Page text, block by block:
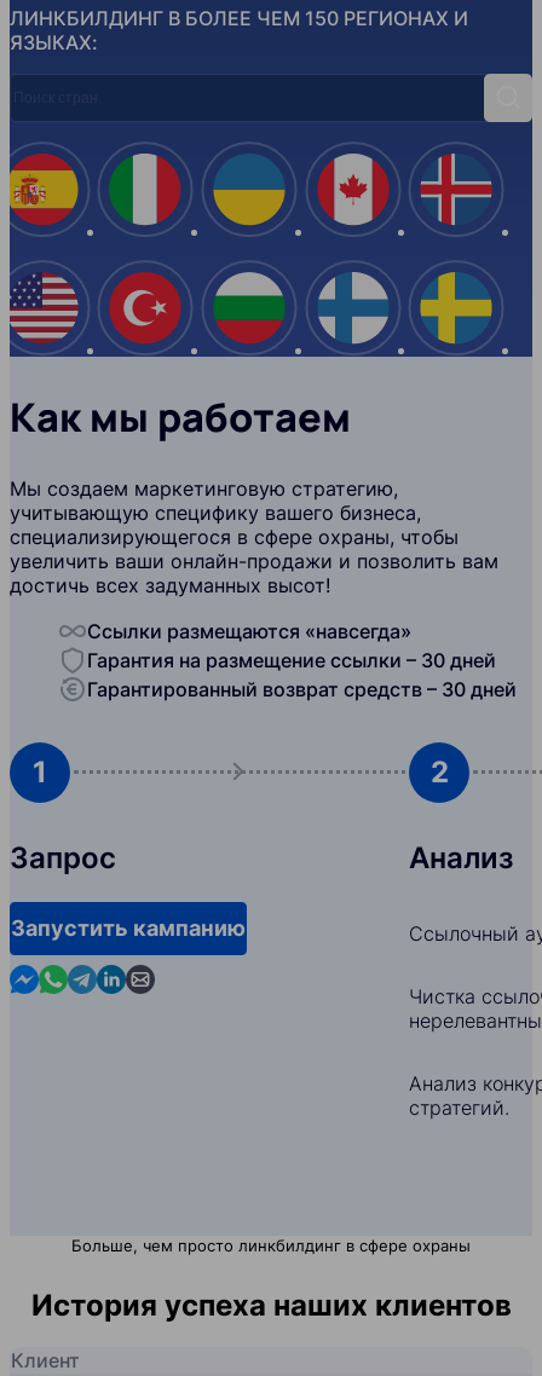
ЛИНКБИЛДИНГ В БОЛЕЕ ЧЕМ 150 РЕГИОНАХ И
ЯЗЫКАХ:
Испания
США
Италия
Турция
Украина
Болгария
Канада
Финляндия
Как мы работаем
Мы создаем маркетинговую стратегию,
учитывающую специфику вашего бизнеса,
специализирующегося в сфере охраны, чтобы
увеличить ваши онлайн-продажи и позволить вам
достичь всех задуманных высот!
Ссылки размещаются «навсегда»
Гарантия на размещение ссылки – 30 дней
Гарантированный возврат средств – 30 дней
1
Запрос
Запустить кампанию
Contact us in Messenger
Contact us in WhatsApp
Contact us in Telegram
Contact us in Linkedin
Contact us by email
2
Анализ
Ссылочный
Чистка
Анализ
стратегий.
Больше, чем просто линкбилдинг в сфере охраны
История успеха наших клиентов
Клиент